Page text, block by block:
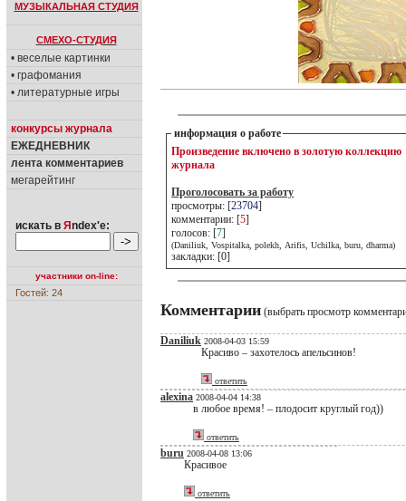
МУЗЫКАЛЬНАЯ СТУДИЯ
СМЕХО-СТУДИЯ
• веселые картинки
• графомания
• литературные игры
конкурсы журнала
ЕЖЕДНЕВНИК
лента комментариев
мегарейтинг
искать в Я ndex'е:
участники on-line:
Гостей: 24
информация о работе
Произведение включено в золотую коллекцию
журнала
Проголосовать за работу
просмотры: [23704]
комментарии: [5]
голосов: [7]
(Daniliuk, Vospitalka, polekh, Arifis, Uchilka, buru, dharma)
закладки: [0]
Комментарии (выбрать просмотр
Daniliuk 2008-04-03 15:59
Красиво – захотелось апельсинов!
ответить
alexina 2008-04-04 14:38
в любое время! – плодосит круглый год))
ответить
buru 2008-04-08 13:06
Красивое
ответить